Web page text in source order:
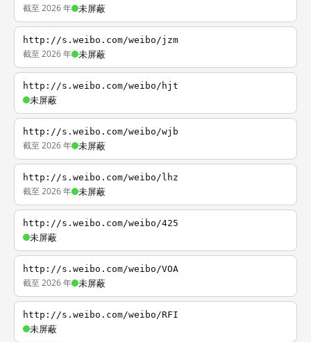
截至 2026 年 未屏蔽
http://s.weibo.com/weibo/jzm
截至 2026 年 未屏蔽
http://s.weibo.com/weibo/hjt
未屏蔽
http://s.weibo.com/weibo/wjb
截至 2026 年 未屏蔽
http://s.weibo.com/weibo/lhz
截至 2026 年 未屏蔽
http://s.weibo.com/weibo/425
未屏蔽
http://s.weibo.com/weibo/VOA
截至 2026 年 未屏蔽
http://s.weibo.com/weibo/RFI
未屏蔽